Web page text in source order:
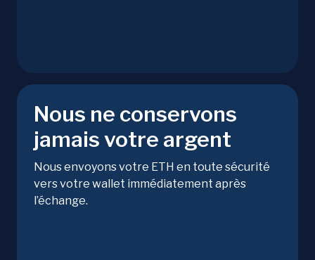
Nous ne conservons
jamais votre argent
Nous envoyons votre ETH en toute sécurité
vers votre wallet immédiatement après
l’échange.